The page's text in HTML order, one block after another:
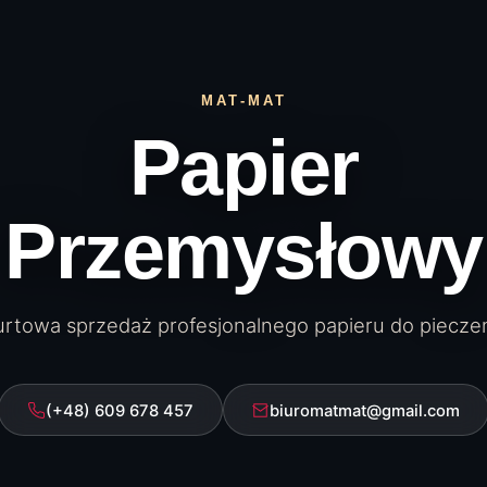
MAT‑MAT
Papier
Przemysłowy
sprzedaż profesjonalnego papieru do
(+48) 609 678 457 biuromatmat@gmail.com